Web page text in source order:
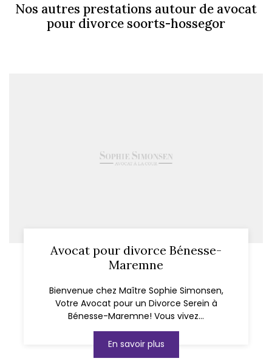
Nos autres prestations autour de avocat
pour divorce soorts-hossegor
Avocat pour divorce Bénesse-
Maremne
Bienvenue chez Maître Sophie Simonsen,
Votre Avocat pour un Divorce Serein à
Bénesse-Maremne! Vous vivez...
En savoir plus